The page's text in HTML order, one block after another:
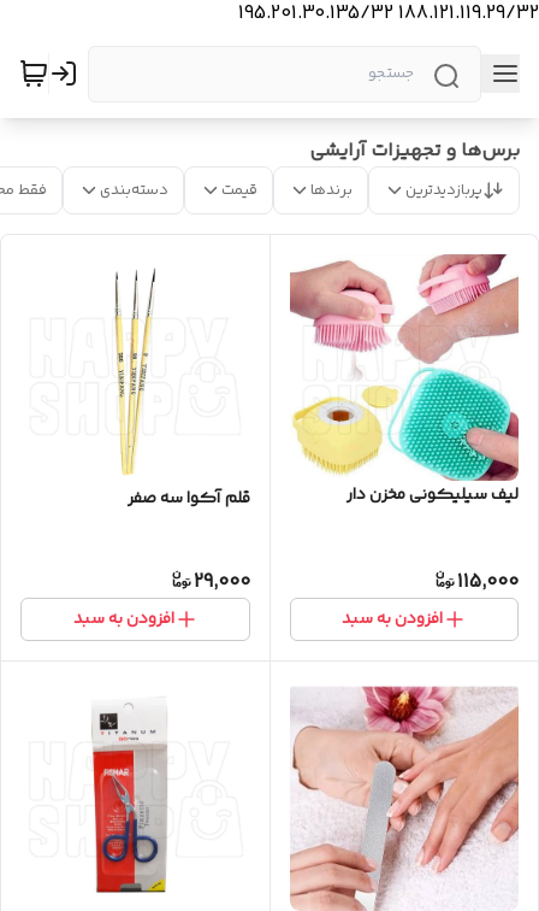
188.121.119.29/32 195.201.30.135/32
برس‌ها و تجهیزات آرایشی
پربازدیدترین برندها قیمت دسته‌بندی فقط
لیف سیلیکونی مخزن دار
115,000
افزودن به سبد
قلم آکوا سه صفر
29,000
افزودن به سبد